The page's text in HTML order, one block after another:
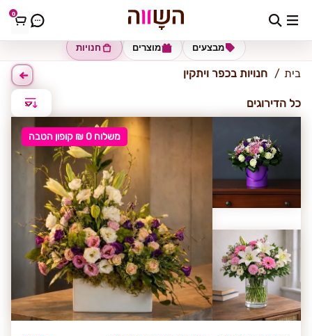
0 כפר ויתקין
חנויות מוצרים מבצעים
בית חנויות בכפר ויתקין
כל הדירוגים
משלוח 0 ₪ קופון הטבה